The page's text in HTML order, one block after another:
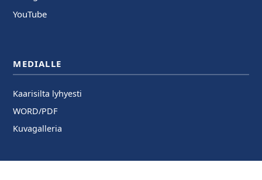
YouTube
MEDIALLE
Kaarisilta lyhyesti
WORD/PDF
Kuvagalleria